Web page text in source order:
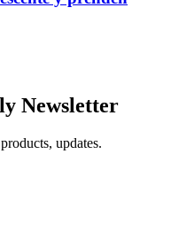
Newsletter
updates.